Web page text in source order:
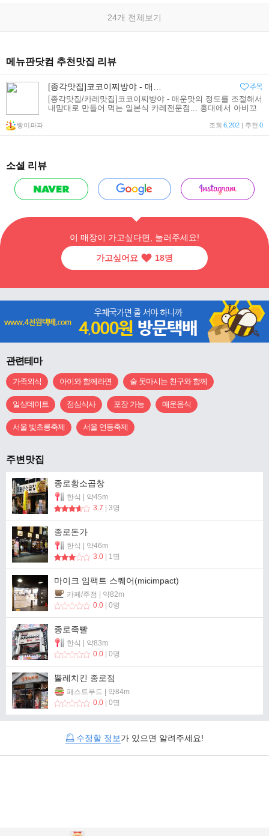
24개 전체보기
메뉴판닷컴 추천맛집 리뷰
[종각맛집/카레맛집]코코이찌방야 - 매운맛의 정도를 조절해서
내맘대로 만들어 먹는 일본식 카레전문점... 홍대에서 아비꼬
사 근처인 종각역에 아비꼬를 갔더니 아직 오픈을 안했기에 근
빵이파파 조회 6,202 | 추천 0
소셜 리뷰
이 매장이 가고싶다면, 눌러주세요!
가고싶어요 18명
관련테마
가족외식 아이와 함께라면 술 못마시는 친구와 함께
일상데이트 점심식사 포장 가능 매운음식
서울 빛초롱축제 서울 연등축제
주변맛집
종로황소곱창
한식 | 약45m
3.7 | 3명
종로돈가
한식 | 약46m
3.0 | 1명
마이크 임팩트 스퀘어(micimpact)
카페/주점 | 약82m
0.0 | 0명
종로족빨
한식 | 약83m
0.0 | 0명
뿔레치킨 종로점
패스트푸드 | 약84m
0.0 | 0명
수정할 정보가 있으면 알려주세요!